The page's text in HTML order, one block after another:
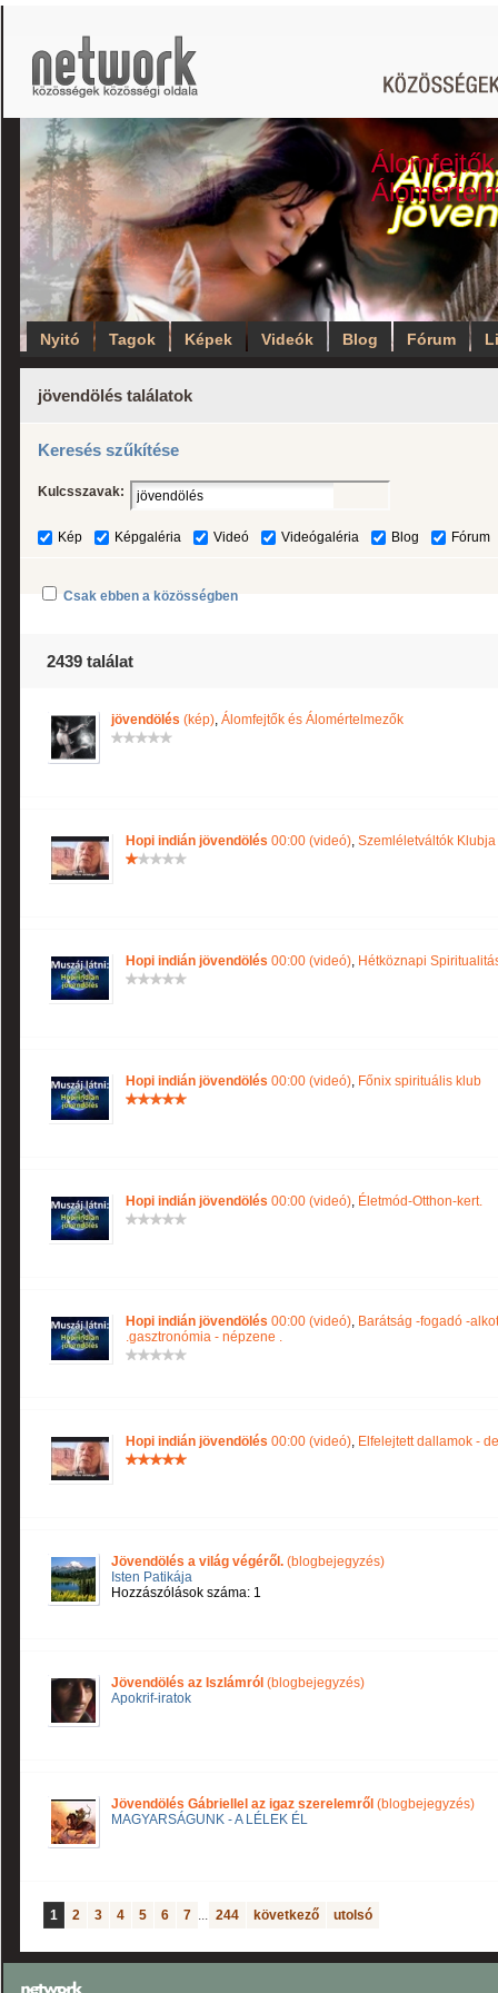
Nyitó Tagok Képek Videók Blog Fórum
jövendölés találatok
Keresés szűkítése
Kulcsszavak:
Kép Képgaléria Videó Videógaléria Blog Fórum
Csak ebben a közösségben
2439 találat
jövendölés (kép), Álomfejtők és Álomértelmezők
Hopi indián jövendölés 00:00 (videó), Szemléletváltók Klubja
Hopi indián jövendölés 00:00 (videó), Hétköznapi
Hopi indián jövendölés 00:00 (videó), Főnix spirituális klub
Hopi indián jövendölés 00:00 (videó), Életmód-Otthon-kert.
Hopi indián jövendölés 00:00 (videó), Barátság -fogadó -
.gasztronómia - népzene .
Hopi indián jövendölés 00:00 (videó), Elfelejtett dallamok -
Jövendölés a világ végéről. (blogbejegyzés)
Isten Patikája
Hozzászólások száma: 1
Jövendölés az Iszlámról (blogbejegyzés)
Apokrif-iratok
Jövendölés Gábriellel az igaz szerelemről (blogbejegyzés)
MAGYARSÁGUNK - A LÉLEK ÉL
1 2 3 4 5 6 7 ... 244 következő utolsó